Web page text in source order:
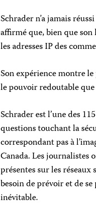
Schrader n’a jamais
affirmé que, bien que
les adresses IP des
Son expérience montre
le pouvoir redoutable
Schrader est l’une des
questions touchant la
correspondant pas à
Canada. Les journalistes
présentes sur les
besoin de prévoir et de
inévitable.